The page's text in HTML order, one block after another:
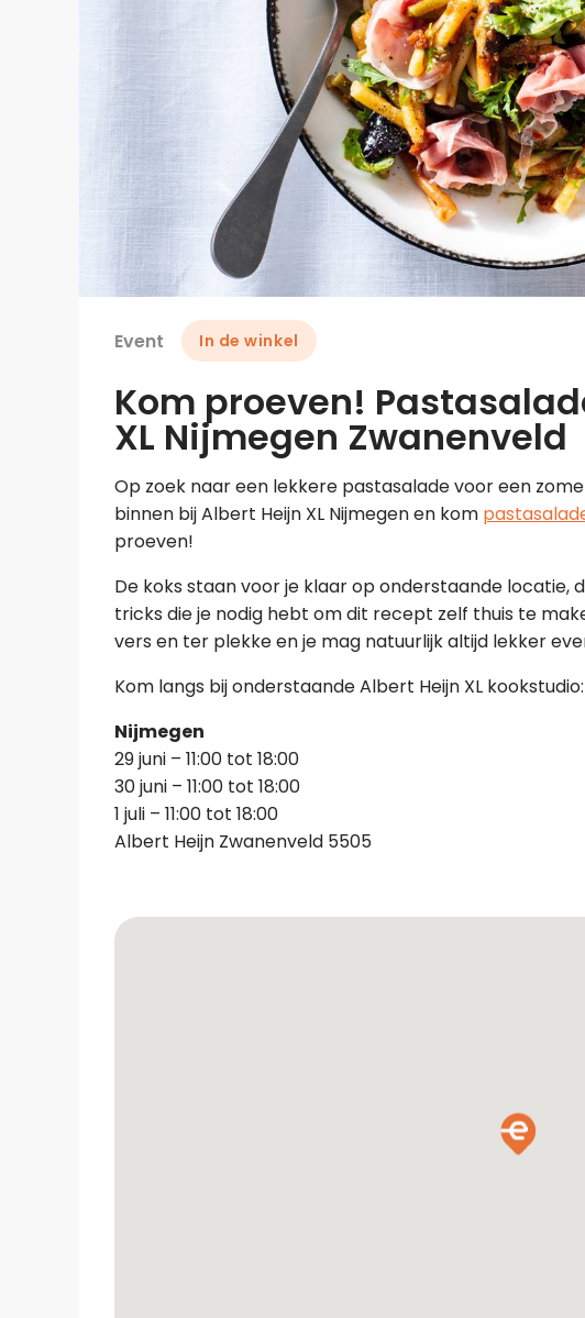
Event In de winkel
Kom proeven!
XL Nijmegen Zwanenveld
Op zoek naar een lekkere pastasalade voor een
binnen bij Albert Heijn XL Nijmegen en kom
proeven!
De koks staan voor je klaar op onderstaande locatie,
tricks die je nodig hebt om dit recept zelf thuis te
vers en ter plekke en je mag natuurlijk altijd lekker
Kom langs bij onderstaande Albert Heijn XL kookstudio:
Nijmegen
29 juni – 11:00 tot 18:00
30 juni – 11:00 tot 18:00
1 juli – 11:00 tot 18:00
Albert Heijn Zwanenveld 5505